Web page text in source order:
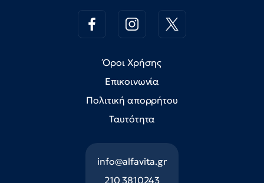
Όροι Χρήσης
Επικοινωνία
Πολιτική απορρήτου
Ταυτότητα
info@alfavita.gr
210 3810243